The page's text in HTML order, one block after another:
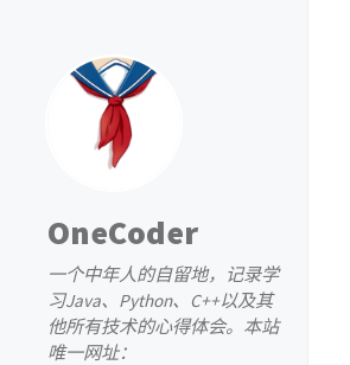
OneCoder
一个中年人的自留地，记录学
习Java、Python、C++以及其
他所有技术的心得体会。本站
唯一网址：